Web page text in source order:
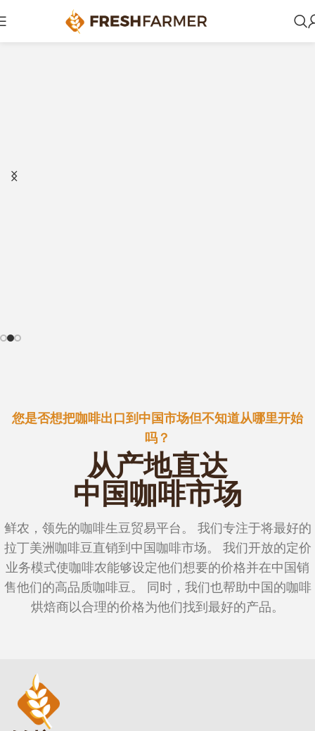
你的梦想与世界联系。
品
您是否想把咖啡出口到中国市场但不知道从哪里开始
吗？
从产地直达
中国咖啡市场
鲜农，领先的咖啡生豆贸易平台。 我们专注于将最好的
拉丁美洲咖啡豆直销到中国咖啡市场。 我们开放的定价
业务模式使咖啡农能够设定他们想要的价格并在中国销
售他们的高品质咖啡豆。 同时，我们也帮助中国的咖啡
烘焙商以合理的价格为他们找到最好的产品。